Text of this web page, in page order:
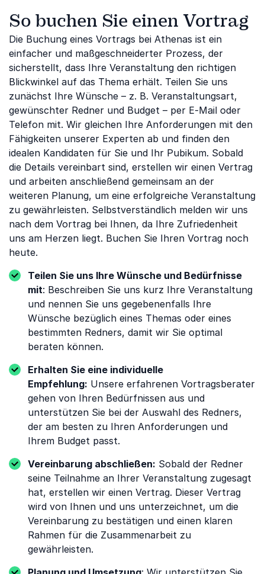
So buchen Sie einen Vortrag
Die Buchung eines Vortrags bei Athenas ist ein
einfacher und maßgeschneiderter Prozess, der
sicherstellt, dass Ihre Veranstaltung den richtigen
Blickwinkel auf das Thema erhält. Teilen Sie uns
zunächst Ihre Wünsche – z. B. Veranstaltungsart,
gewünschter Redner und Budget – per E-Mail oder
Telefon mit. Wir gleichen Ihre Anforderungen mit den
Fähigkeiten unserer Experten ab und finden den
idealen Kandidaten für Sie und Ihr Pubikum. Sobald
die Details vereinbart sind, erstellen wir einen Vertrag
und arbeiten anschließend gemeinsam an der
weiteren Planung, um eine erfolgreiche Veranstaltung
zu gewährleisten. Selbstverständlich melden wir uns
nach dem Vortrag bei Ihnen, da Ihre Zufriedenheit
uns am Herzen liegt. Buchen Sie Ihren Vortrag noch
heute.
Teilen Sie uns Ihre Wünsche und Bedürfnisse
mit: Beschreiben Sie uns kurz Ihre Veranstaltung
und nennen Sie uns gegebenenfalls Ihre
Wünsche bezüglich eines Themas oder eines
bestimmten Redners, damit wir Sie optimal
beraten können.
Erhalten Sie eine individuelle
Empfehlung: Unsere erfahrenen Vortragsberater
gehen von Ihren Bedürfnissen aus und
unterstützen Sie bei der Auswahl des Redners,
der am besten zu Ihren Anforderungen und
Ihrem Budget passt.
Vereinbarung abschließen: Sobald der Redner
seine Teilnahme an Ihrer Veranstaltung zugesagt
hat, erstellen wir einen Vertrag. Dieser Vertrag
wird von Ihnen und uns unterzeichnet, um die
Vereinbarung zu bestätigen und einen klaren
Rahmen für die Zusammenarbeit zu
gewährleisten.